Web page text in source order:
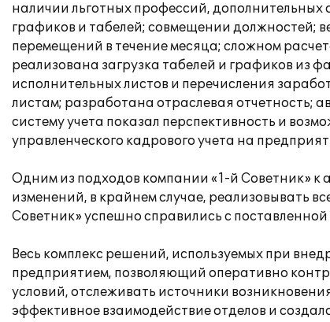
наличии льготных профессий, дополнительных
графиков и табелей; совмещении должностей;
перемещений в течение месяца; сложном
реализована загрузка табелей и графиков из
исполнительных листов и перечисления
листам; разработана отраслевая отчетность;
систему учета показал перспективность и
управленческого кадрового учета на
Одним из подходов компании «1-й Советник»
изменений, в крайнем случае, реализовывать
Советник» успешно справились с
Весь комплекс решений, используемых при
предприятием, позволяющий оперативно
условий, отслеживать источники
эффективное взаимодействие отделов и